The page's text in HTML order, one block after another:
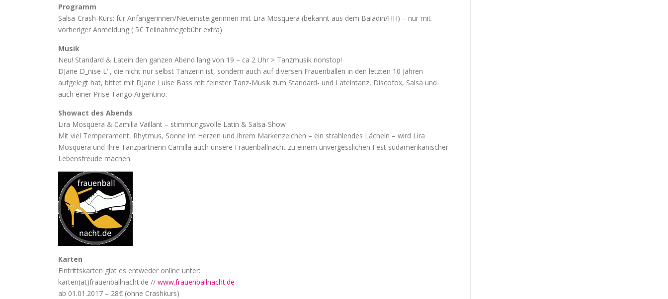
Programm
Salsa-Crash-Kurs: für Anfängerinnen/Neueinsteigerinnen mit Lira Mosquera (bekannt aus dem Baladin/HH) – nur mit
vorheriger Anmeldung ( 5€ Teilnahmegebühr extra)
Musik
Neu! Standard & Latein den ganzen Abend lang von 19 – ca 2 Uhr > Tanzmusik nonstop!
DJane D_nise L‘ , die nicht nur selbst Tänzerin ist, sondern auch auf diversen Frauenbällen in den letzten 10 Jahren
aufgelegt hat, bittet mit DJane Luise Bass mit feinster Tanz-Musik zum Standard- und Lateintanz, Discofox, Salsa und
auch einer Prise Tango Argentino.
Showact des Abends
Lira Mosquera & Camilla Vaillant – stimmungsvolle Latin & Salsa-Show
Mit viel Temperament, Rhytmus, Sonne im Herzen und Ihrem Markenzeichen – ein strahlendes Lächeln – wird Lira
Mosquera und Ihre Tanzpartnerin Camilla auch unsere Frauenballnacht zu einem unvergesslichen Fest südamerikanischer
Lebensfreude machen.
Karten
Eintrittskarten gibt es entweder online unter:
karten(ät)frauenballnacht.de // www.frauenballnacht.de
ab 01.01.2017 – 28€ (ohne Crashkurs)